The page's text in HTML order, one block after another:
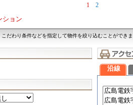
1 2
ション
だわり条件などを指定して物件を絞り込むことができ
沿線